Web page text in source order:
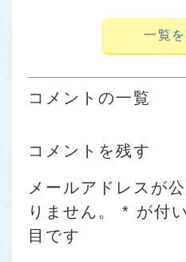
一覧
コメントの一覧
コメントを残す
メールアドレスが
りません。
* が付
目です